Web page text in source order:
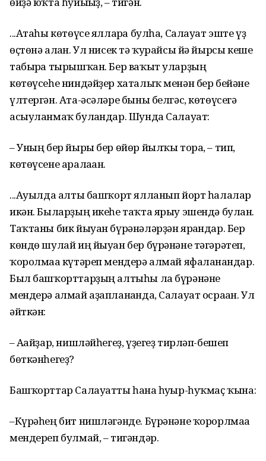
...Атаһы көтөүсе ялларға булһа, Салауат эште үҙ
өҫтөнә алған. Ул нисек тә ҡурайсы йә йырсы кеше
табырға тырыш­ҡан. Бер ваҡыт уларҙың
көтөүсеһе ниндәйҙер хаталыҡ менән бер бейәне
үлтергән. Ата-әсәләре быны белгәс, көтөүсегә
асыуланмаҡ булғандар. Шунда Салауат:
– Уның бер йыры бер өйөр йылҡы тора, – тип,
көтөү­сене аралаған.
...Ауылда алты башҡорт ялланып йорт һалалар
икән. Бы­ларҙың икеһе таҡта ярыу эшендә булған.
Таҡтаны бик йыуан бүрәнәләрҙән ярғандар. Бер
көндө шулай иң йыуан бер бүрә­нәне тәгәрәтеп,
ҡоролмаға күтәреп мендерә алмай яфаланғандар.
Был башҡорттарҙың алтыһы ла бүрәнәне
мендерә алмай аҙапланғанда, Салауат осраған. Ул
әйткән:
– Ағайҙар, нишләйһегеҙ, үҙегеҙ тирләп-бешеп
бөткән­һегеҙ?
Башҡорттар Салауатты һанға һуғыр-һуҡмаҫ ҡына:
–Күрәһең бит нишләгәнде. Бүрәнәне ҡорорлмаға
мендереп булмай, – тигәндәр.